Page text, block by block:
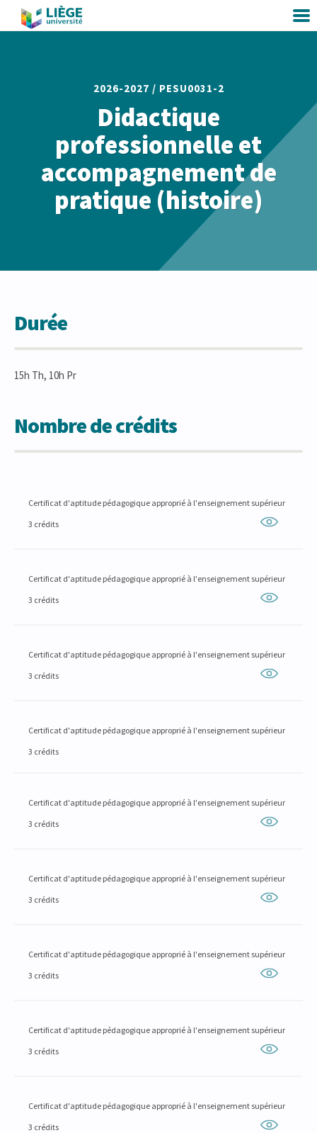
2026-2027 / PESU0031-2
Didactique
professionnelle et
accompagnement de
pratique (histoire)
Durée
15h Th, 10h Pr
Nombre de crédits
Certificat d'aptitude pédagogique approprié à l'enseignement supérieur
3 crédits
Certificat d'aptitude pédagogique approprié à l'enseignement supérieur
3 crédits
Certificat d'aptitude pédagogique approprié à l'enseignement supérieur
3 crédits
Certificat d'aptitude pédagogique approprié à l'enseignement supérieur
3 crédits
Certificat d'aptitude pédagogique approprié à l'enseignement supérieur
3 crédits
Certificat d'aptitude pédagogique approprié à l'enseignement supérieur
3 crédits
Certificat d'aptitude pédagogique approprié à l'enseignement supérieur
3 crédits
Certificat d'aptitude pédagogique approprié à l'enseignement supérieur
3 crédits
Certificat d'aptitude pédagogique approprié à l'enseignement supérieur
3 crédits